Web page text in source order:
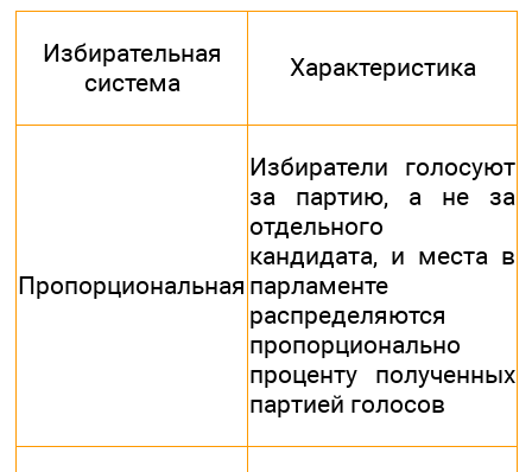
Избирательная
система
Характеристика
Пропорциональная
Избиратели голосуют
за партию, а не за
отдельного
кандидата, и места в
парламенте
распределяются
пропорционально
проценту полученных
партией голосов